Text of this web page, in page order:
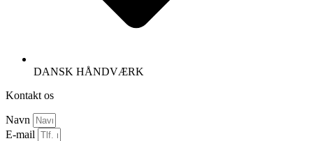
DANSK HÅNDVÆRK
Kontakt os
Navn
E-mail